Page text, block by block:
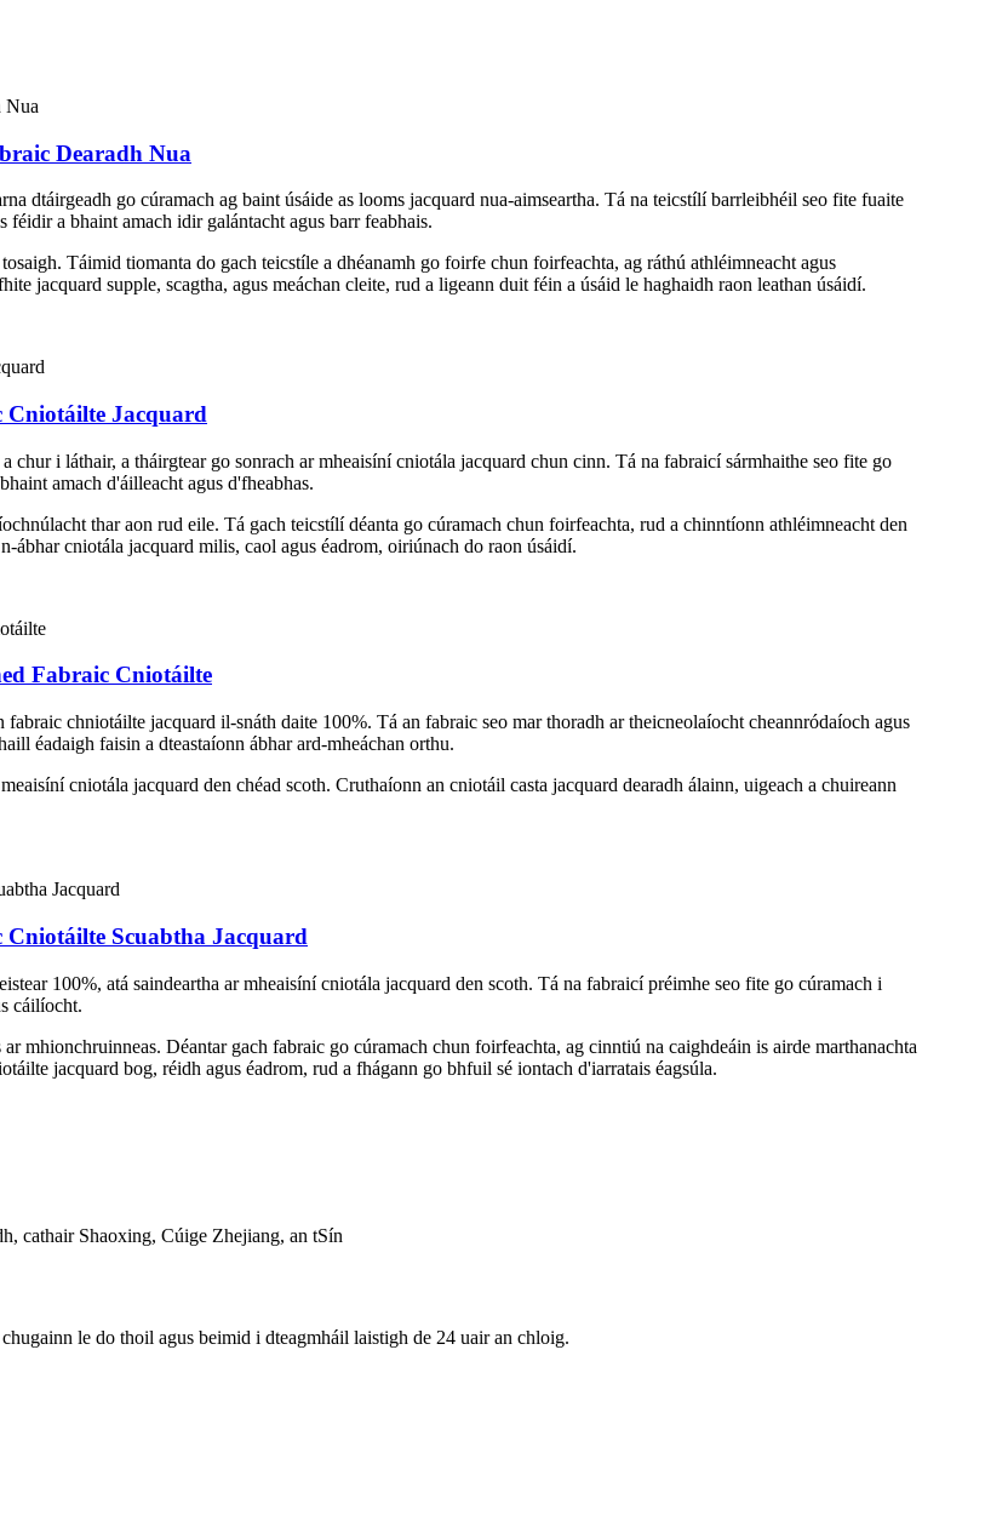
Dearadh Nua
dtáirgeadh go cúramach ag baint úsáide as looms jacquard nua-aimseartha. Tá na teicstílí barrleibhéil seo fite fuaite
a bhaint amach idir galántacht agus barr feabhais.
Táimid tiomanta do gach teicstíle a dhéanamh go foirfe chun foirfeachta, ag ráthú athléimneacht agus
jacquard supple, scagtha, agus meáchan cleite, rud a ligeann duit féin a úsáid le haghaidh raon leathan úsáidí.
Cniotáilte Jacquard
i láthair, a tháirgtear go sonrach ar mheaisíní cniotála jacquard chun cinn. Tá na fabraicí sármhaithe seo fite go
amach d'áilleacht agus d'fheabhas.
thar aon rud eile. Tá gach teicstílí déanta go cúramach chun foirfeachta, rud a chinntíonn athléimneacht den
ábhar cniotála jacquard milis, caol agus éadrom, oiriúnach do raon úsáidí.
Fabraic Cniotáilte
chniotáilte jacquard il-snáth daite 100%. Tá an fabraic seo mar thoradh ar theicneolaíocht cheannródaíoch agus
éadaigh faisin a dteastaíonn ábhar ard-mheáchan orthu.
cniotála jacquard den chéad scoth. Cruthaíonn an cniotáil casta jacquard dearadh álainn, uigeach a chuireann
Scuabtha Jacquard
100%, atá saindeartha ar mheaisíní cniotála jacquard den scoth. Tá na fabraicí préimhe seo fite go cúramach i
cáilíocht.
mhionchruinneas. Déantar gach fabraic go cúramach chun foirfeachta, ag cinntiú na caighdeáin is airde marthanachta
jacquard bog, réidh agus éadrom, rud a fhágann go bhfuil sé iontach d'iarratais éagsúla.
cathair Shaoxing, Cúige Zhejiang, an tSín
le do thoil agus beimid i dteagmháil laistigh de 24 uair an chloig.